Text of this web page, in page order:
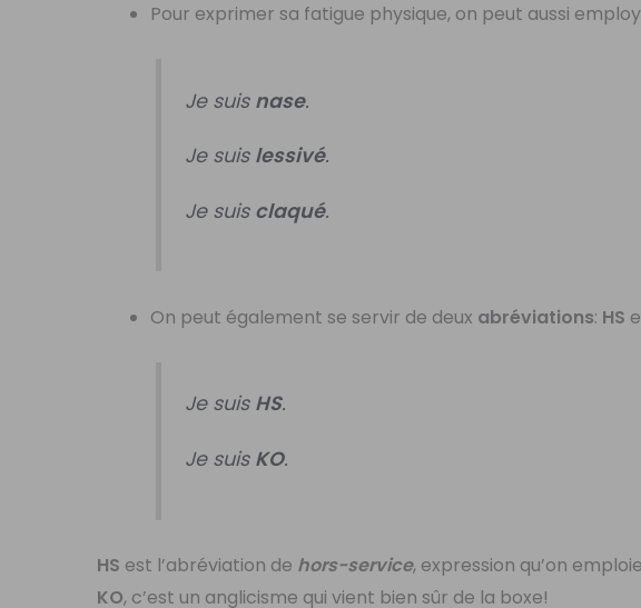
Pour exprimer sa fatigue physique, on peut aussi
Je suis nase.
Je suis lessivé.
Je suis claqué.
On peut également se servir de deux abréviations: HS
Je suis HS.
Je suis KO.
HS est l’abréviation de hors-service, expression qu’on
KO, c’est un anglicisme qui vient bien sûr de la boxe!